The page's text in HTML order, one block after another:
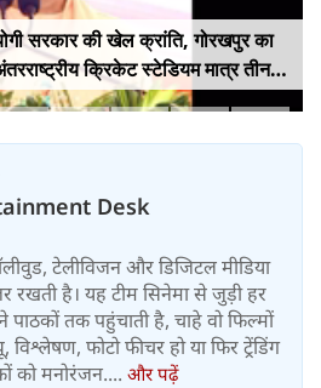
सरकार की खेल क्रांति, गोरखपुर का
क्रिकेट स्टेडियम मात्र तीन
में लगभग 20% तैयार
Desk
टेलीविजन और डिजिटल मीडिया
रखती है। यह टीम सिनेमा से जुड़ी हर
पाठकों तक पहुंचाती है, चाहे वो फिल्मों
विश्लेषण, फोटो फीचर हो या फिर ट्रेंडिंग
को मनोरंजन.... और पढ़ें